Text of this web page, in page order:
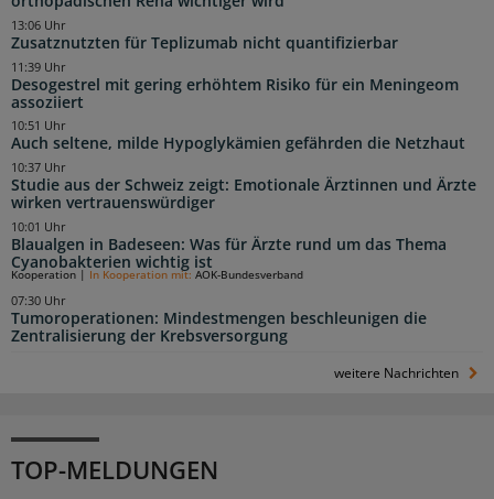
Zusatznutzten für Teplizumab nicht quantifizierbar
13:06 Uhr
Desogestrel mit gering erhöhtem Risiko für ein Meningeom
assoziiert
11:39 Uhr
Auch seltene, milde Hypoglykämien gefährden die Netzhaut
10:51 Uhr
Studie aus der Schweiz zeigt: Emotionale Ärztinnen und Ärzte
wirken vertrauenswürdiger
10:37 Uhr
Blaualgen in Badeseen: Was für Ärzte rund um das Thema
Cyanobakterien wichtig ist
10:01 Uhr
Tumoroperationen: Mindestmengen beschleunigen die
Zentralisierung der Krebsversorgung
Kooperation | In Kooperation mit: AOK-Bundesverband
07:30 Uhr
weitere Nachrichten
TOP-MELDUNGEN